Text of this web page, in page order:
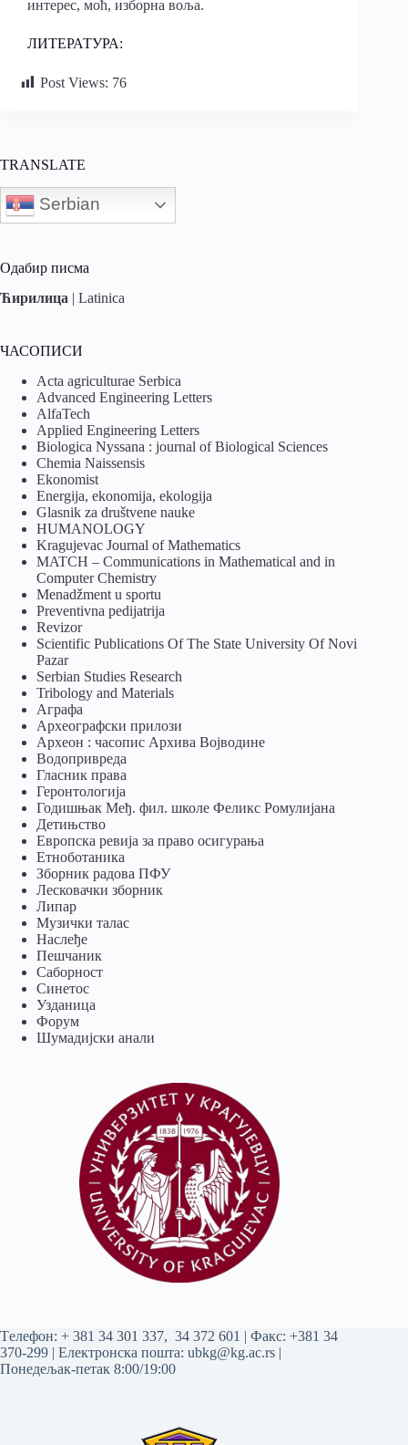
интерес, моћ, изборна воља.
ЛИТЕРАТУРА:
Post Views: 76
TRANSLATE
Serbian
Одабир писма
Ћирилица | Latinica
ЧАСОПИСИ
Acta agriculturae Serbica
Advanced Engineering Letters
AlfaTech
Applied Engineering Letters
Biologica Nyssana : journal of Biological Sciences
Chemia Naissensis
Ekonomist
Energija, ekonomija, ekologija
Glasnik za društvene nauke
HUMANOLOGY
Kragujevac Journal of Mathematics
MATCH – Communications in Mathematical and in
Computer Chemistry
Menadžment u sportu
Preventivna pedijatrija
Revizor
Scientific Publications Of The State University Of Novi
Pazar
Serbian Studies Research
Tribology and Materials
Аграфа
Археографски прилози
Археон : часопис Архива Војводине
Водопривреда
Гласник права
Геронтологија
Годишњак Међ. фил. школе Феликс Ромулијана
Детињство
Европска ревија за право осигурања
Eтноботаника
Зборник радова ПФУ
Лесковачки зборник
Липар
Музички талас
Наслеђе
Пешчаник
Саборност
Синетос
Узданица
Форум
Шумадијски анали
Tелефон: + 381 34 301 337, 34 372 601 | Факс: +381 34
370-299 | Електронска пошта: ubkg@kg.ac.rs |
Понедељак-петак 8:00/19:00